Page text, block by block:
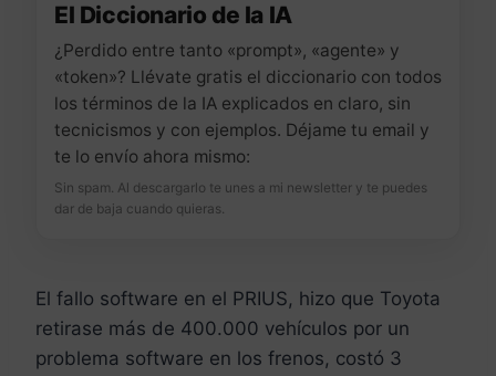
El Diccionario de la IA
¿Perdido entre tanto «prompt», «agente» y
«token»? Llévate gratis el diccionario con todos
los términos de la IA explicados en claro, sin
tecnicismos y con ejemplos. Déjame tu email y
te lo envío ahora mismo:
Sin spam. Al descargarlo te unes a mi newsletter y te puedes
dar de baja cuando quieras.
El fallo software en el PRIUS, hizo que Toyota
retirase más de 400.000 vehículos por un
problema software en los frenos, costó 3